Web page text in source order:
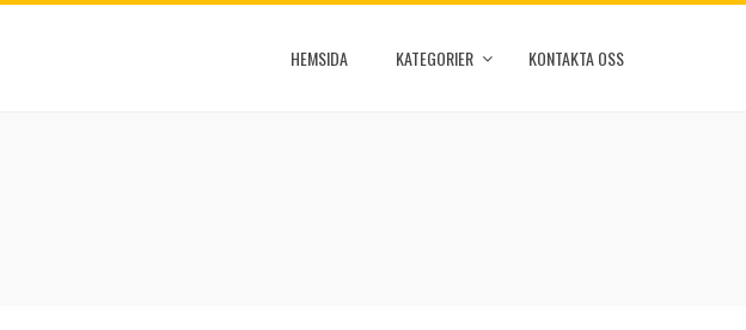
HEMSIDA KATEGORIER KONTAKTA OSS